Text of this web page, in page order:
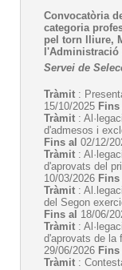
Convocatòria
categoria
pel torn lliure,
l'Administració
Servei de
Tràmit :
15/10/2025 Fins
Tràmit :
d'admesos i
Fins al 02/12/
Tràmit :
d'aprovats del
10/03/2026 Fins
Tràmit :
del Segon
Fins al 18/06/
Tràmit :
d'aprovats de la
29/06/2026 Fins
Tràmit :